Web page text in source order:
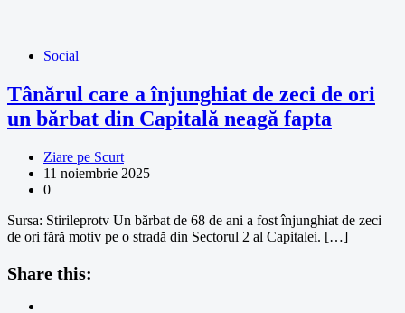
Social
Tânărul care a înjunghiat de zeci de ori
un bărbat din Capitală neagă fapta
Ziare pe Scurt
11 noiembrie 2025
0
Sursa: Stirileprotv Un bărbat de 68 de ani a fost înjunghiat de zeci
de ori fără motiv pe o stradă din Sectorul 2 al Capitalei. […]
Share this: